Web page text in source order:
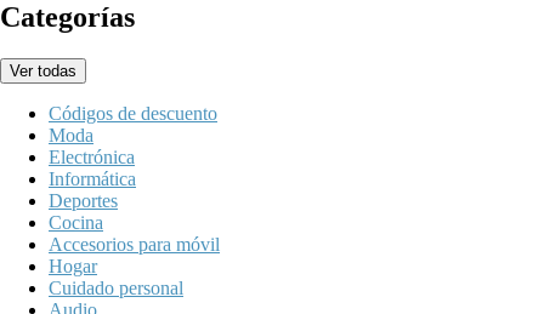
Categorías
Ver todas
Códigos de descuento
Moda
Electrónica
Informática
Deportes
Cocina
Accesorios para móvil
Hogar
Cuidado personal